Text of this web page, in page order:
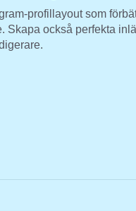
profillayout som
Skapa också perfekta